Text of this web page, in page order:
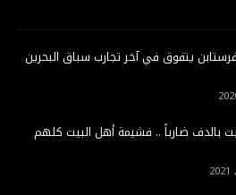
1".. فرستابن يتفوق في آخر تجارب سباق البحرين
بالدف ضارباً .. فشيمة أهل البيت كلهم